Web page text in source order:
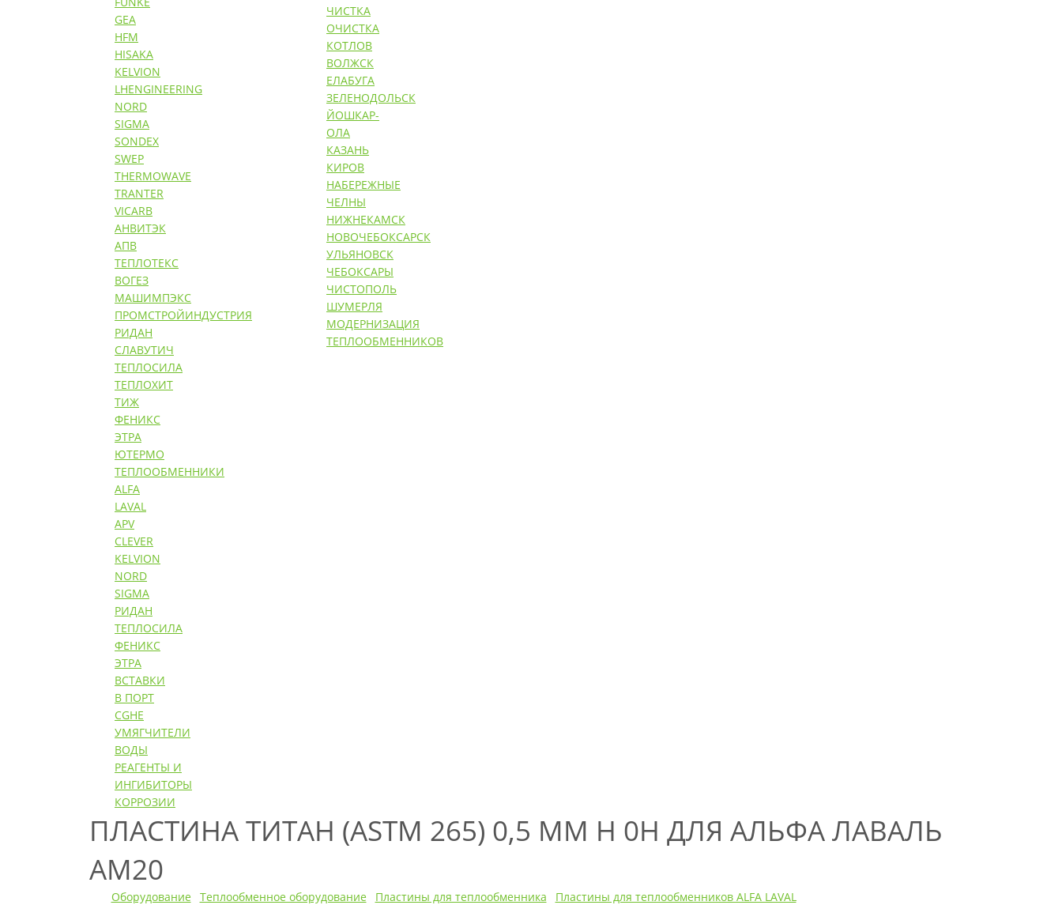
GEA
HFM
HISAKA
KELVION
LHENGINEERING
NORD
SIGMA
SONDEX
SWEP
THERMOWAVE
TRANTER
VICARB
АНВИТЭК
АПВ
ТЕПЛОТЕКС
ВОГЕЗ
МАШИМПЭКС
ПРОМСТРОЙИНДУСТРИЯ
РИДАН
СЛАВУТИЧ
ТЕПЛОСИЛА
ТЕПЛОХИТ
ТИЖ
ФЕНИКС
ЭТРА
ЮТЕРМО
ТЕПЛООБМЕННИКИ
ALFA
LAVAL
APV
CLEVER
KELVION
NORD
SIGMA
РИДАН
ТЕПЛОСИЛА
ФЕНИКС
ЭТРА
ВСТАВКИ
В ПОРТ
CGHE
УМЯГЧИТЕЛИ
ВОДЫ
РЕАГЕНТЫ И
ИНГИБИТОРЫ
КОРРОЗИИ
ЧИСТКА
ОЧИСТКА
КОТЛОВ
ВОЛЖСК
ЕЛАБУГА
ЗЕЛЕНОДОЛЬСК
ЙОШКАР-
ОЛА
КАЗАНЬ
КИРОВ
НАБЕРЕЖНЫЕ
ЧЕЛНЫ
НИЖНЕКАМСК
НОВОЧЕБОКСАРСК
УЛЬЯНОВСК
ЧЕБОКСАРЫ
ЧИСТОПОЛЬ
ШУМЕРЛЯ
МОДЕРНИЗАЦИЯ
ТЕПЛООБМЕННИКОВ
ПЛАСТИНА ТИТАН (ASTM 265) 0,5 ММ H 0H ДЛЯ АЛЬФА ЛАВАЛЬ
AM20
Оборудование Теплообменное оборудование Пластины для теплообменника
Пластины для теплообменников ALFA LAVAL